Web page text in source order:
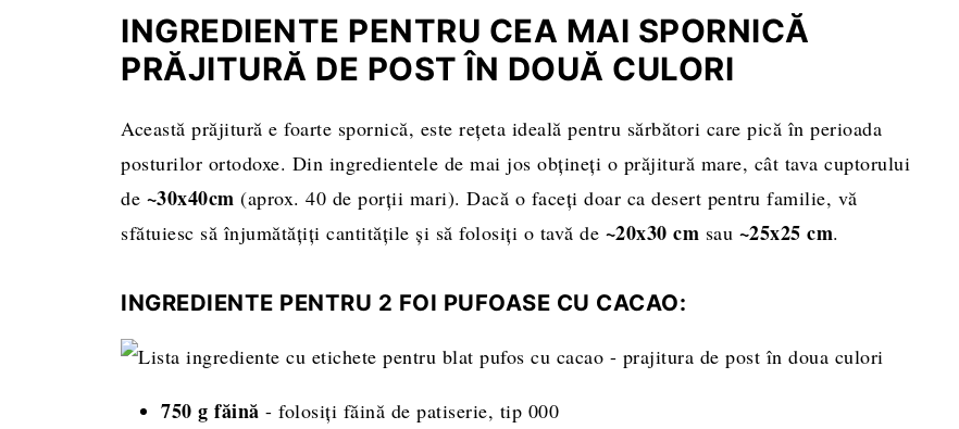
Rețeta completă, cantități și mod de preparare
INGREDIENTE PENTRU CEA MAI SPORNICĂ
PRĂJITURĂ DE POST ÎN DOUĂ CULORI
Această prăjitură e foarte spornică, este rețeta ideală pentru sărbători care pică în perioada
posturilor ortodoxe. Din ingredientele de mai jos obțineți o prăjitură mare, cât tava cuptorului
de ~30x40cm (aprox. 40 de porții mari). Dacă o faceți doar ca desert pentru familie, vă
sfătuiesc să înjumătățiți cantitățile și să folosiți o tavă de ~20x30 cm sau ~25x25 cm.
INGREDIENTE PENTRU 2 FOI PUFOASE CU CACAO:
750 g făină - folosiți făină de patiserie, tip 000